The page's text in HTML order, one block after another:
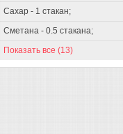
Сахар - 1 стакан;
Сметана - 0.5 стакана;
Показать все (13)